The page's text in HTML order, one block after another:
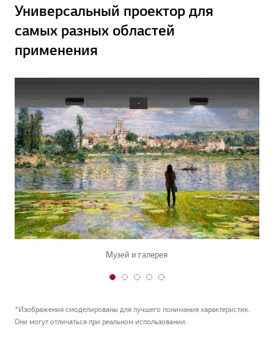
Универсальный проектор для
самых разных областей
применения
Музей и галерея
1
5
2
5
3
5
4
5
5
5
*Изображения смоделированы для лучшего понимания характеристик.
Они могут отличаться при реальном использовании.